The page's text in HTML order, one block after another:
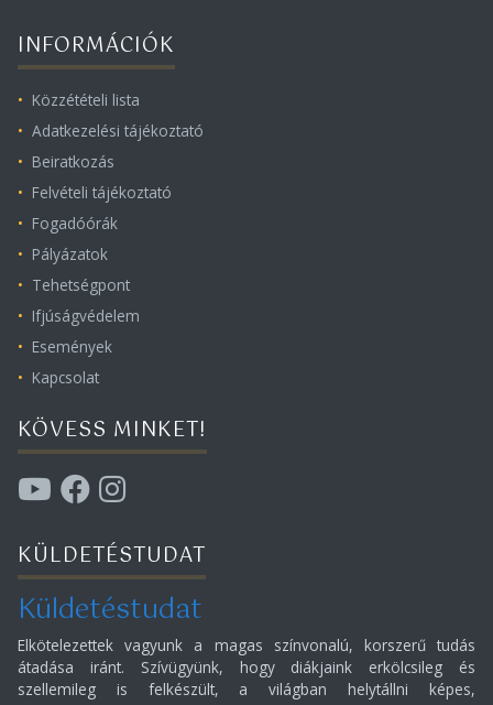
INFORMÁCIÓK
Közzétételi lista
Adatkezelési tájékoztató
Beiratkozás
Felvételi tájékoztató
Fogadóórák
Pályázatok
Tehetségpont
Ifjúságvédelem
Események
Kapcsolat
KÖVESS MINKET!
KÜLDETÉSTUDAT
Küldetéstudat
Elkötelezettek vagyunk a magas színvonalú, korszerű tudás
átadása iránt. Szívügyünk, hogy diákjaink erkölcsileg és
szellemileg is felkészült, a világban helytállni képes,